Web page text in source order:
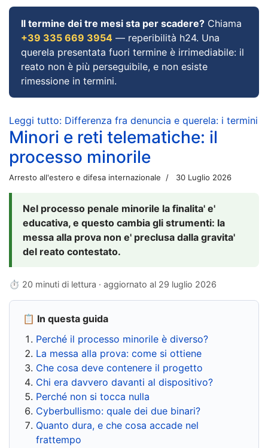
Il termine dei tre mesi sta per scadere? Chiama
+39 335 669 3954 — reperibilità h24. Una
querela presentata fuori termine è irrimediabile: il
reato non è più perseguibile, e non esiste
rimessione in termini.
Leggi tutto: Differenza fra denuncia e querela: i termini
Minori e reti telematiche: il
processo minorile
Arresto all'estero e difesa internazionale 30 Luglio 2026
Nel processo penale minorile la finalita' e'
educativa, e questo cambia gli strumenti: la
messa alla prova non e' preclusa dalla gravita'
del reato contestato.
⏱ 20 minuti di lettura · aggiornato al 29 luglio 2026
📋 In questa guida
Perché il processo minorile è diverso?
La messa alla prova: come si ottiene
Che cosa deve contenere il progetto
Chi era davvero davanti al dispositivo?
Perché non si tocca nulla
Cyberbullismo: quale dei due binari?
Quanto dura, e che cosa accade nel
frattempo